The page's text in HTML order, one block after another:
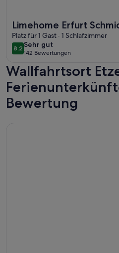
Limehome Erfurt
Straße
Platz für 1 Gast · 1 Schlafzimmer
8,28,2 von 10
Sehr gut
sehr
gut
142 Bewertungen
(142
bewertungen)
Wallfahrtsort
Bewertung
Weitere Infos zu